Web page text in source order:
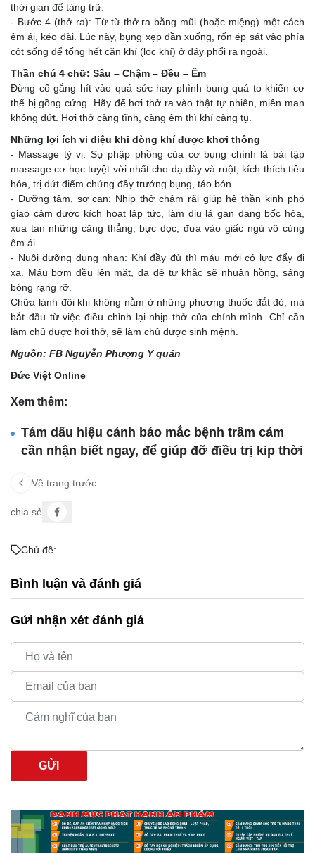
thời gian để tàng trữ.
- Bước 4 (thở ra): Từ từ thở ra bằng mũi (hoặc miệng) một cách
êm ái, kéo dài. Lúc này, bụng xẹp dần xuống, rốn ép sát vào phía
cột sống để tống hết cặn khí (lọc khí) ở đáy phổi ra ngoài.
Thần chú 4 chữ: Sâu – Chậm – Đều – Êm
Đừng cố gắng hít vào quá sức hay phình bụng quá to khiến cơ
thể bị gồng cứng. Hãy để hơi thở ra vào thật tự nhiên, miên man
không dứt. Hơi thở càng tĩnh, càng êm thì khí càng tụ.
Những lợi ích vi diệu khi dòng khí được khơi thông
- Massage tỳ vị: Sự phập phồng của cơ bụng chính là bài tập
massage cơ học tuyệt vời nhất cho dạ dày và ruột, kích thích tiêu
hóa, trị dứt điểm chứng đầy trướng bụng, táo bón.
- Dưỡng tâm, sơ can: Nhịp thở chậm rãi giúp hệ thần kinh phó
giao cảm được kích hoạt lập tức, làm dịu lá gan đang bốc hỏa,
xua tan những căng thẳng, bực dọc, đưa vào giấc ngủ vô cùng
êm ái.
- Nuôi dưỡng dung nhan: Khí đầy đủ thì máu mới có lực đẩy đi
xa. Máu bơm đều lên mặt, da dẻ tự khắc sẽ nhuận hồng, sáng
bóng rạng rỡ.
Chữa lành đôi khi không nằm ở những phương thuốc đắt đỏ, mà
bắt đầu từ việc điều chỉnh lại nhịp thở của chính mình. Chỉ cần
làm chủ được hơi thở, sẽ làm chủ được sinh mệnh.
Nguồn: FB Nguyễn Phượng Y quán
Đức Việt Online
Xem thêm:
Tám dấu hiệu cảnh báo mắc bệnh trầm cảm
cần nhận biết ngay, để giúp đỡ điều trị kip thời
Về trang trước
chia sẻ
Chủ đề:
Bình luận và đánh giá
Gửi nhận xét đánh giá
GỬI